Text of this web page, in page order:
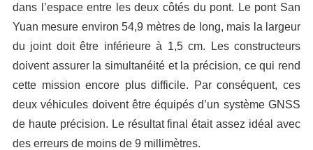
dans l’espace entre les deux côtés du pont. Le pont San
Yuan mesure environ 54,9 mètres de long, mais la largeur
du joint doit être inférieure à 1,5 cm. Les constructeurs
doivent assurer la simultanéité et la précision, ce qui rend
cette mission encore plus difficile. Par conséquent, ces
deux véhicules doivent être équipés d’un système GNSS
de haute précision. Le résultat final était assez idéal avec
des erreurs de moins de 9 millimètres.